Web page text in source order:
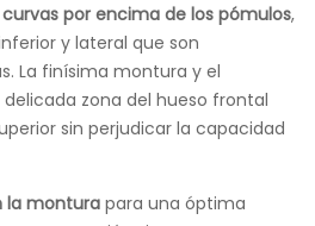
por encima de los pómulos,
y lateral que son
La finísima montura y el
zona del hueso frontal
sin perjudicar la capacidad
la montura para una óptima